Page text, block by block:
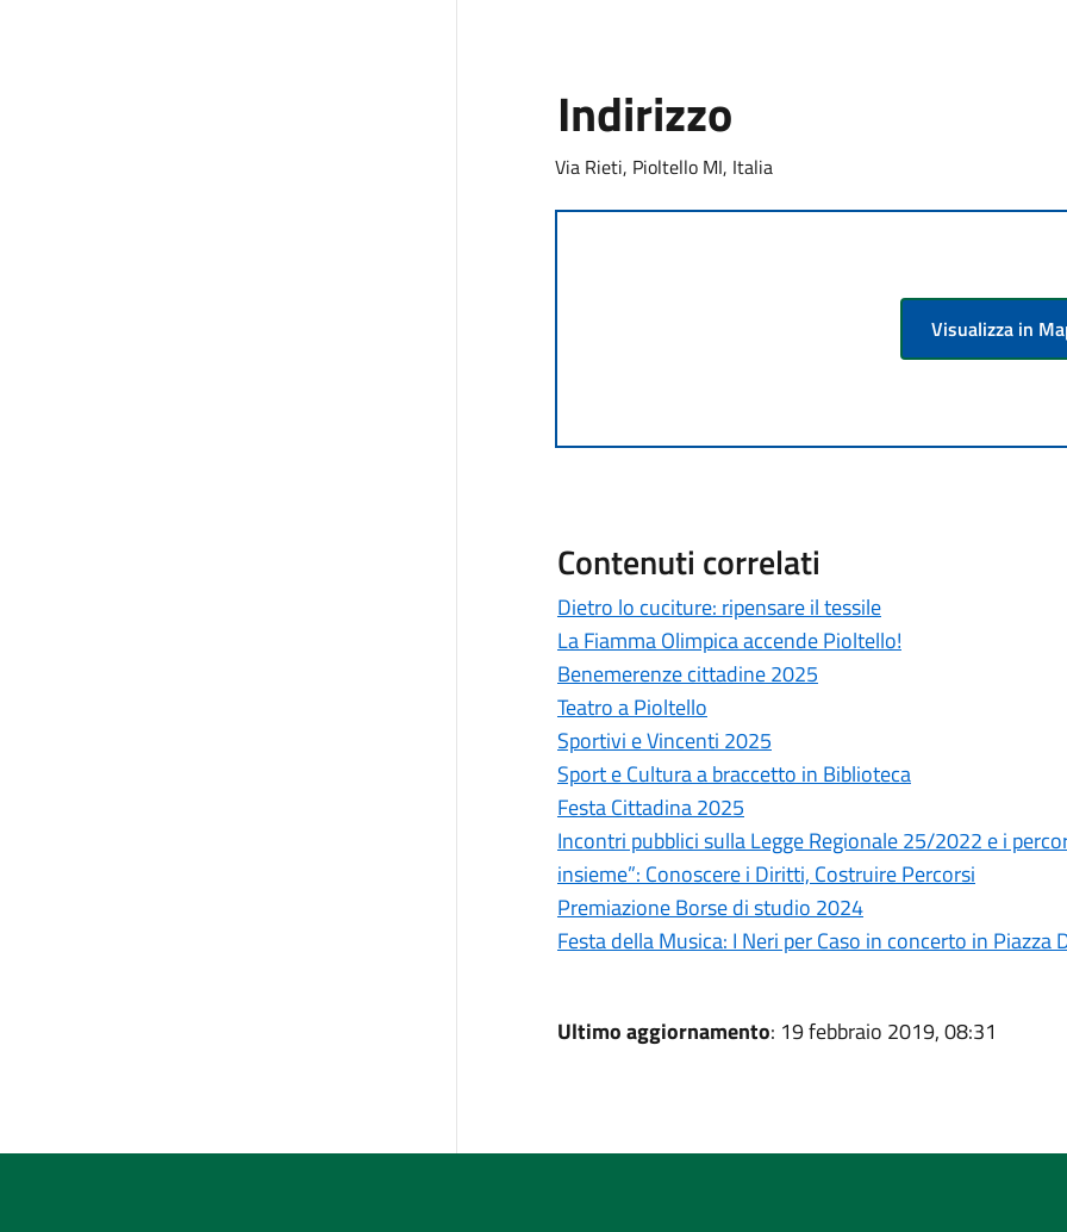
Indirizzo
Via Rieti, Pioltello MI, Italia
Visualizza in
Contenuti correlati
Dietro lo cuciture: ripensare il tessile
La Fiamma Olimpica accende Pioltello!
Benemerenze cittadine 2025
Teatro a Pioltello
Sportivi e Vincenti 2025
Sport e Cultura a braccetto in Biblioteca
Festa Cittadina 2025
Incontri pubblici sulla Legge Regionale 25/2022 e i
insieme”: Conoscere i Diritti, Costruire Percorsi
Premiazione Borse di studio 2024
Festa della Musica: I Neri per Caso in concerto in Piazza
Ultimo aggiornamento: 19 febbraio 2019, 08:31